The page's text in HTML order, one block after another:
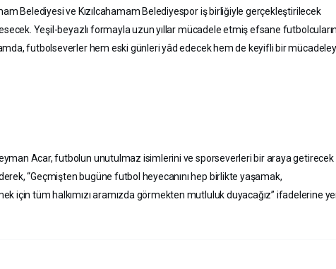
Belediyesi ve Kızılcahamam Belediyespor iş birliğiyle gerçekleştirilecek
Yeşil-beyazlı formayla uzun yıllar mücadele etmiş efsane futbolcuların
futbolseverler hem eski günleri yâd edecek hem de keyifli bir
Acar, futbolun unutulmaz isimlerini ve sporseverleri bir araya getirecek
“Geçmişten bugüne futbol heyecanını hep birlikte yaşamak,
için tüm halkımızı aramızda görmekten mutluluk duyacağız” ifadelerine